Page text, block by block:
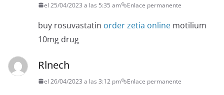
el 25/04/2023 a las 5:35 am Enlace permanente
buy rosuvastatin order zetia online motilium
10mg drug
Rlnech
el 26/04/2023 a las 3:12 pm Enlace permanente